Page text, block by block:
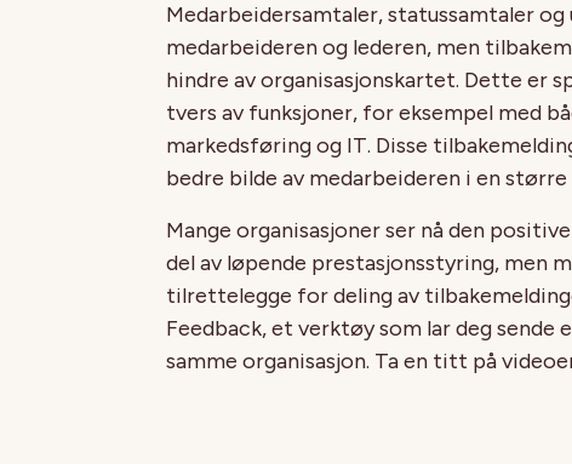
Medarbeidersamtaler, statussamtaler
medarbeideren og lederen, men
hindre av organisasjonskartet. Dette er
tvers av funksjoner, for eksempel med
markedsføring og IT. Disse
bedre bilde av medarbeideren i en større
Mange organisasjoner ser nå den
del av løpende prestasjonsstyring, men
tilrettelegge for deling av
Feedback, et verktøy som lar deg
samme organisasjon. Ta en titt på